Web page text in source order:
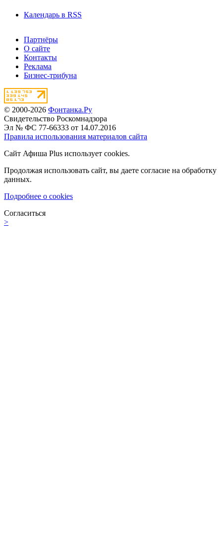
Календарь в RSS
Партнёры
О сайте
Контакты
Реклама
Бизнес-трибуна
© 2000-2026 Фонтанка.Ру
Свидетельство Роскомнадзора
Эл № ФС 77-66333 от 14.07.2016
Правила использования материалов сайта
Сайт Афиша Plus использует cookies.
Продолжая использовать сайт, вы даете согласие на обработку
данных.
Подробнее о cookies
Согласиться
>